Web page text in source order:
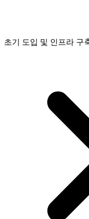
초기 도입 및 인프라 구